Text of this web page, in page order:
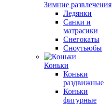
Зимние развлечения
Ледянки
Санки и
матрасики
Снегокаты
Сноутьюбы
Коньки
Коньки
раздвижные
Коньки
фигурные